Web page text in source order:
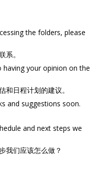
the folders, please
系。
your opinion on the
和日程计划的建议。
and suggestions soon.
and next steps we
我们应该怎么做？